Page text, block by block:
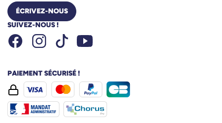
tailles, coloris et matière), il ne pourra faire
l'objet d'aucune reprise, échange ou
annulation. Pour en savoir plus, veuillez
consulter nos
conditions générales de vente
ÉCRIVEZ-NOUS
SUIVEZ-NOUS !
FacebookInstagramTiktok Youtube
PAIEMENT SÉCURISÉ !